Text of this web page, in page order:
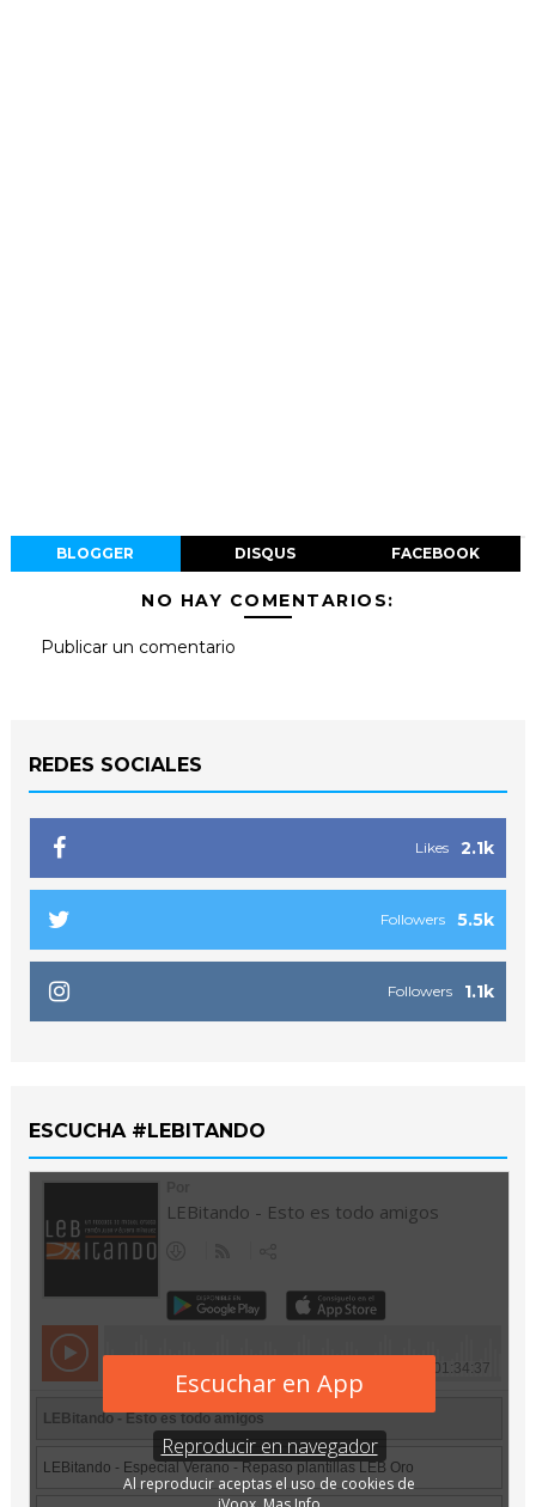
BLOGGER DISQUS FACEBOOK
NO HAY COMENTARIOS:
Publicar un comentario
REDES SOCIALES
2.1k
Likes
5.5k
Followers
1.1k
Followers
ESCUCHA #LEBITANDO